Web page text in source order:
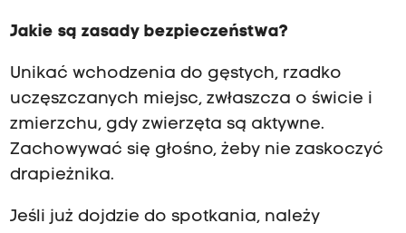
Jakie są zasady bezpieczeństwa?
Unikać wchodzenia do gęstych, rzadko
uczęszczanych miejsc, zwłaszcza o świcie i
zmierzchu, gdy zwierzęta są aktywne.
Zachowywać się głośno, żeby nie zaskoczyć
drapieżnika.
Jeśli już dojdzie do spotkania, należy